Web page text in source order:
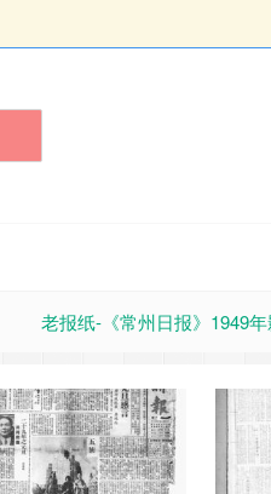
老报纸-《常州日报》1949